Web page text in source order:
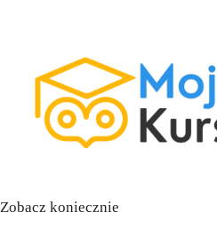
Zobacz koniecznie